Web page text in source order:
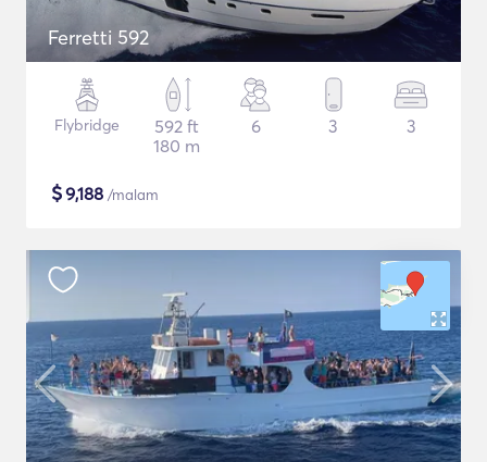
Ferretti 592
Flybridge
592 ft
180 m
6 3 3
$9,188 /malam